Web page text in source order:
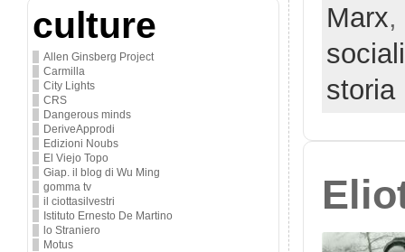
culture
Allen Ginsberg Project
Carmilla
City Lights
CRS
Dangerous minds
DeriveApprodi
Edizioni Noubs
El Viejo Topo
Giap. il blog di Wu Ming
gomma tv
il ciottasilvestri
Istituto Ernesto De Martino
lo Straniero
Motus
Marx,
storia